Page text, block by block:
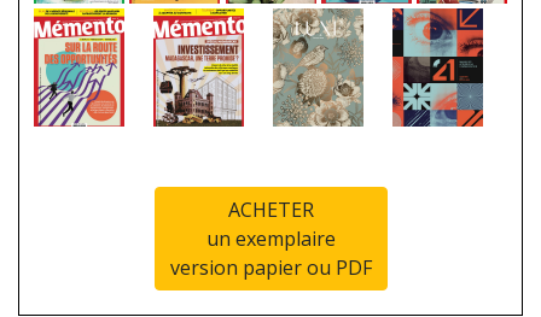
ACHETER
un exemplaire
version papier ou PDF